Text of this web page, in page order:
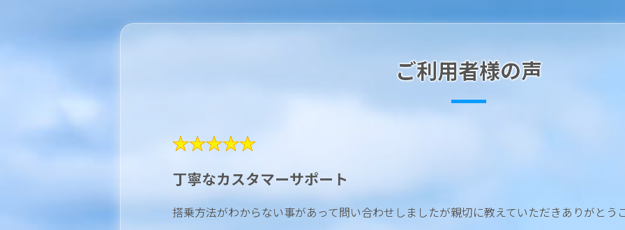
ご利用者様の声
★★★★★
丁寧なカスタマーサポート
搭乗方法がわからない事があって問い合わせしましたが親切に教えていただきありがとう